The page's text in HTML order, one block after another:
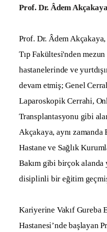
Prof. Dr. Âdem
Prof. Dr. Âdem Akçakaya,
Tıp Fakültesi'nden
hastanelerinde ve
devam etmiş; Genel
Laparoskopik Cerrahi,
Transplantasyonu gibi
Akçakaya, aynı
Hastane ve Sağlık
Bakım gibi birçok
disiplinli bir eğitim
Kariyerine Vakıf Gureba
Hastanesi’nde başlayan